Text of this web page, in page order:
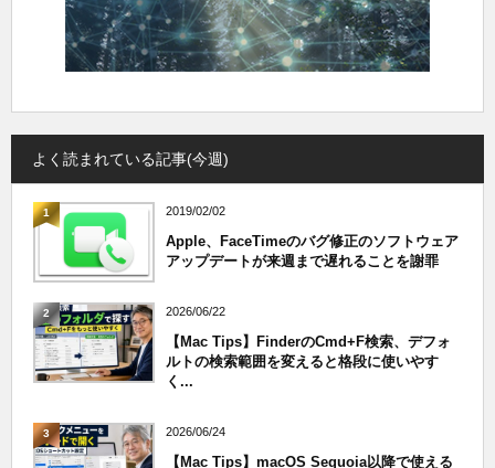
よく読まれている記事(今週)
1 2019/02/02
Apple、FaceTimeのバグ修正のソフトウェア
アップデートが来週まで遅れることを謝罪
2 2026/06/22
【Mac Tips】FinderのCmd+F検索、デフォ
ルトの検索範囲を変えると格段に使いやす
く...
3 2026/06/24
【Mac Tips】macOS Sequoia以降で使える